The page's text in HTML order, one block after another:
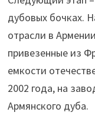
дубовых бочках.
отрасли в
привезенные из
емкости
2002 года, на
Армянского дуба.